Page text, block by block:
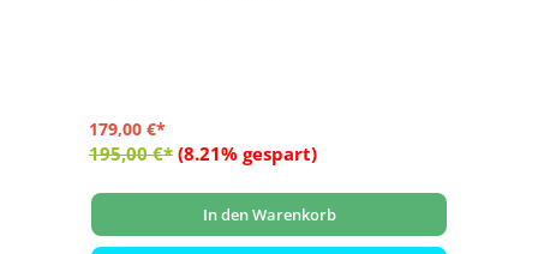
179,00 €*
195,00 €* (8.21% gespart)
In den Warenkorb